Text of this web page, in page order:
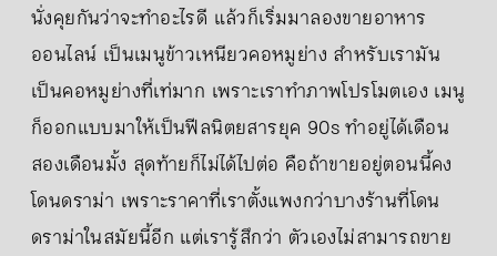
นั่งคุยกันว่าจะทำอะไรดี แล้วก็เริ่มมาลองขายอาหาร
ออนไลน์ เป็นเมนูข้าวเหนียวคอหมูย่าง สำหรับเรามัน
เป็นคอหมูย่างที่เท่มาก เพราะเราทำภาพโปรโมตเอง เมนู
ก็ออกแบบมาให้เป็นฟีลนิตยสารยุค 90s ทำอยู่ได้เดือน
สองเดือนมั้ง สุดท้ายก็ไม่ได้ไปต่อ คือถ้าขายอยู่ตอนนี้คง
โดนดราม่า เพราะราคาที่เราตั้งแพงกว่าบางร้านที่โดน
ดราม่าในสมัยนี้อีก แต่เรารู้สึกว่า ตัวเองไม่สามารถขาย